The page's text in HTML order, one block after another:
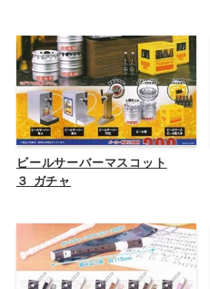
ビールサーバーマスコット
３ ガチャ